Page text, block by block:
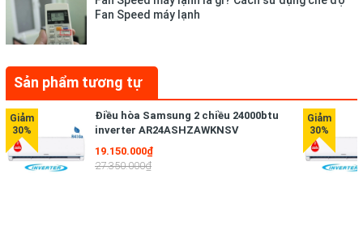
thì.
Fan Speed máy lạnh
Sản phẩm tương tự
Điều hòa Samsung 2 chiều 24000btu
inverter AR24ASHZAWKNSV
19.150.000₫
27.350.000₫